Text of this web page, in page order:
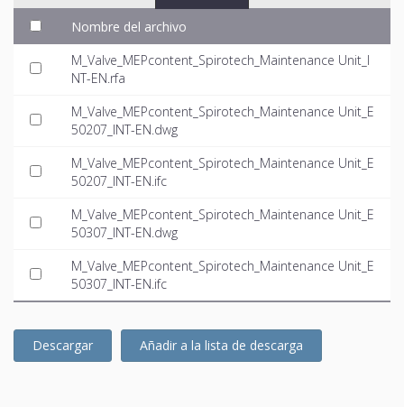
Nombre del archivo
M_Valve_MEPcontent_Spirotech_Maintenance Unit_I
NT-EN.rfa
M_Valve_MEPcontent_Spirotech_Maintenance Unit_E
50207_INT-EN.dwg
M_Valve_MEPcontent_Spirotech_Maintenance Unit_E
50207_INT-EN.ifc
M_Valve_MEPcontent_Spirotech_Maintenance Unit_E
50307_INT-EN.dwg
M_Valve_MEPcontent_Spirotech_Maintenance Unit_E
50307_INT-EN.ifc
Descargar Añadir a la lista de descarga